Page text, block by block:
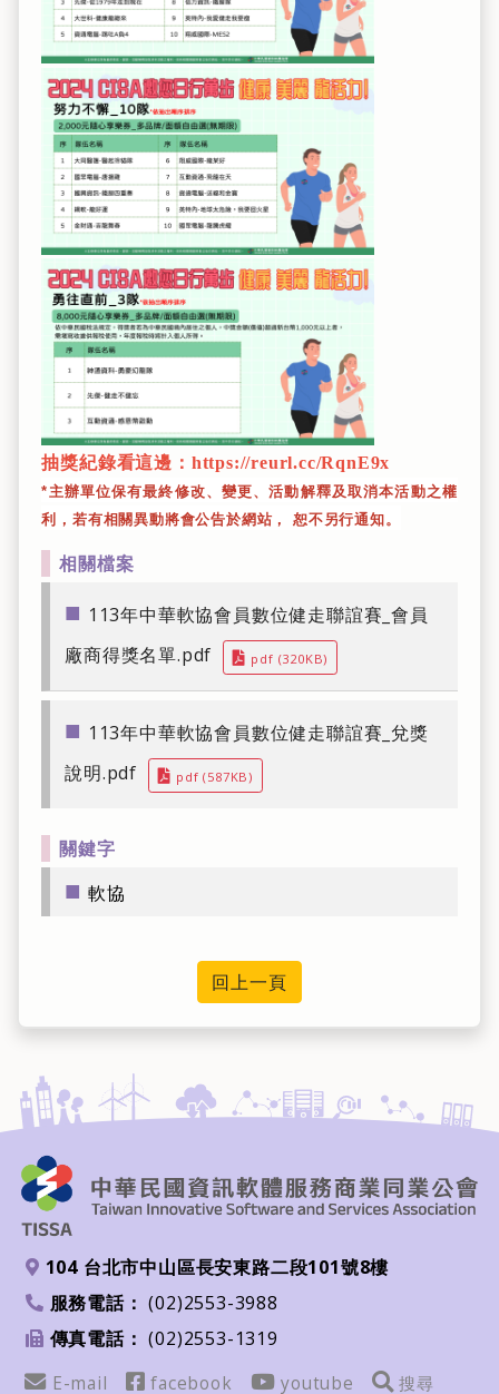
抽獎紀錄看這邊： https://reurl.cc/RqnE9x
*主辦單位保有最終修改、變更、活動解釋及取消本活動之權
利，若有相關異動將會公告於網站， 恕不另行通知。
相關檔案
■ 113年中華軟協會員數位健走聯誼賽_會員
廠商得獎名單.pdf
下載pdf
pdf (320KB)
■ 113年中華軟協會員數位健走聯誼賽_兌獎
說明.pdf
下載pdf
pdf (587KB)
關鍵字
■ 軟協
回上一頁
地址
104 台北市中山區長安東路二段101號8樓
電話
服務電話： (02)2553-3988
傳真
傳真電話： (02)2553-1319
Email
E-mail FB
facebook youtube
youtube 搜尋
搜尋